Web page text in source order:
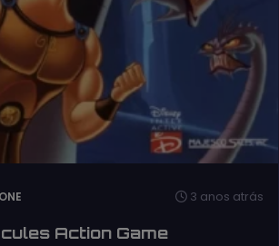
3 anos atrás
Action Game